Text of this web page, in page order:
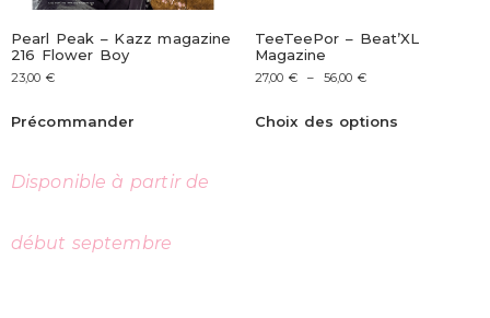
Pearl Peak – Kazz magazine
216 Flower Boy
23,00 €
Précommander
Disponible à partir de
début septembre
TeeTeePor – Beat’XL
Magazine
27,00 € – 56,00 €
Choix des options